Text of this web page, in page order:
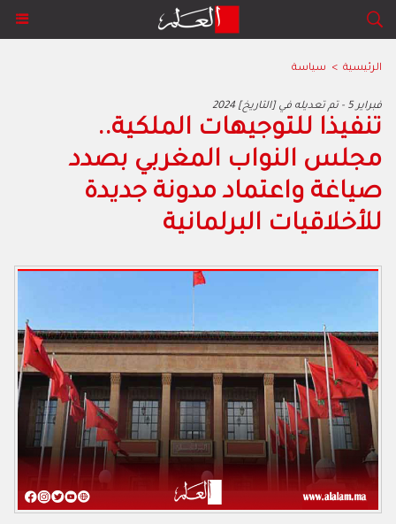
الرئيسية > سياسة
2024 فبراير 5 - تم تعديله في [التاريخ]
تنفيذا للتوجيهات الملكية..
مجلس النواب المغربي بصدد
صياغة واعتماد مدونة جديدة
للأخلاقيات البرلمانية